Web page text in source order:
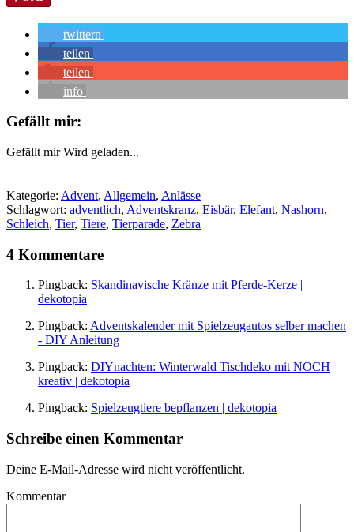
twittern
teilen
teilen
info
Gefällt mir:
Gefällt mir Wird geladen...
Kategorie: Advent, Allgemein, Anlässe
Schlagwort: adventlich, Adventskranz, Eisbär, Elefant, Nashorn,
Schleich, Tier, Tiere, Tierparade, Zebra
4 Kommentare
Pingback: Skandinavische Kränze mit Pferde-Kerze |
dekotopia
Pingback: Adventskalender mit Spielzeugautos selber machen
- DIY Anleitung
Pingback: DIYnachten: Winterwald Tischdeko mit NOCH
kreativ | dekotopia
Pingback: Spielzeugtiere bepflanzen | dekotopia
Schreibe einen Kommentar
Deine E-Mail-Adresse wird nicht veröffentlicht.
Kommentar